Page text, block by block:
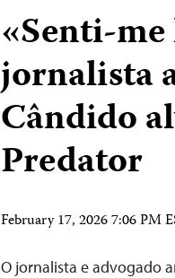
«Senti-
jornalista
Cândido
Predator
February 17, 2026 7:06 PM
O jornalista e advogado